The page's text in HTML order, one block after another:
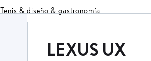
Tenis & diseño & gastronomía
LEXUS UX